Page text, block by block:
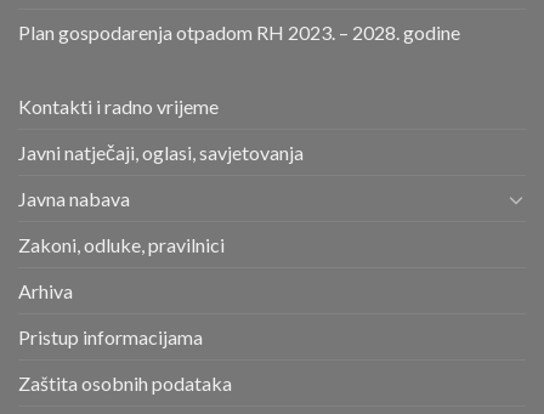
Plan gospodarenja otpadom RH 2023. – 2028. godine
Kontakti i radno vrijeme
Javni natječaji, oglasi, savjetovanja
Javna nabava
Zakoni, odluke, pravilnici
Arhiva
Pristup informacijama
Zaštita osobnih podataka